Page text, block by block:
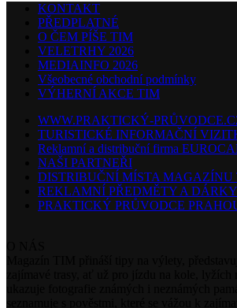
KONTAKT
PŘEDPLATNÉ
O ČEM PÍŠE TIM
VELETRHY 2026
MEDIAINFO 2026
Všeobecné obchodní podmínky
VÝHERNÍ AKCE TIM
WWW.PRAKTICKÝ-
TURISTICKÉ INFORMAČNÍ
Reklamní a distribuční firma
NAŠI PARTNEŘI
DISTRIBUČNÍ MÍSTA MAGAZÍNU
REKLAMNÍ PŘEDMĚTY A DÁRKY
PRAKTICKÝ PRŮVODCE